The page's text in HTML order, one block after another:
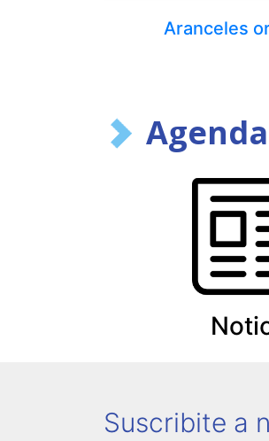
Aranceles
Agenda
Suscribite a